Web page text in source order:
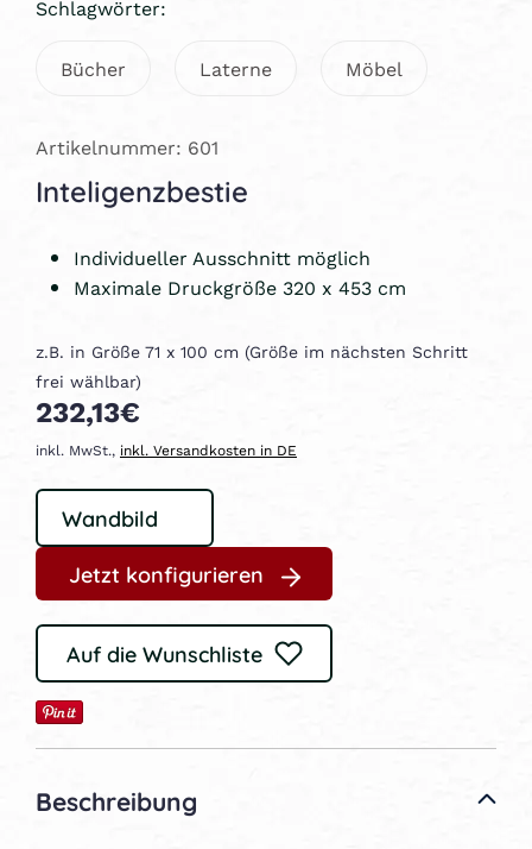
Schlagwörter:
Bücher Laterne Möbel
Artikelnummer: 601
Inteligenzbestie
Individueller Ausschnitt möglich
Maximale Druckgröße 320 x 453 cm
z.B. in Größe 71 x 100 cm (Größe im nächsten Schritt
frei wählbar)
232,13€
inkl. MwSt., inkl. Versandkosten in DE
Jetzt konfigurieren
Auf die Wunschliste
Beschreibung